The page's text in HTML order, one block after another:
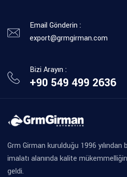
Email Gönderin :
export@grmgirman.com
Bizi Arayın :
+90 549 499 2636
Grm Girman kurulduğu 1996 yılından
imalatı alanında kalite
geldi.